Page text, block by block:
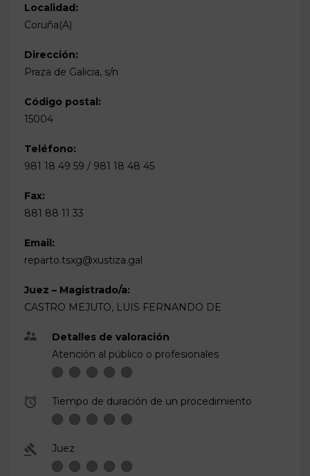
Localidad:
Coruña(A)
Dirección:
Praza de Galicia, s/n
Código postal:
15004
Teléfono:
981 18 49 59 / 981 18 48 45
Fax:
881 88 11 33
Email:
reparto.tsxg@xustiza.gal
Juez – Magistrado/a:
CASTRO MEJUTO, LUIS FERNANDO DE
Detalles de valoración
Atención al público o profesionales
Tiempo de duración de un procedimiento
Juez